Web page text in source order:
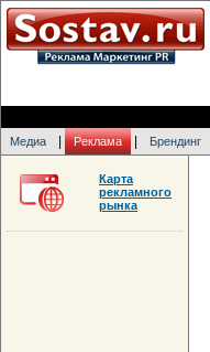
Медиа Реклама Брендинг
Карта
рекламного
рынка